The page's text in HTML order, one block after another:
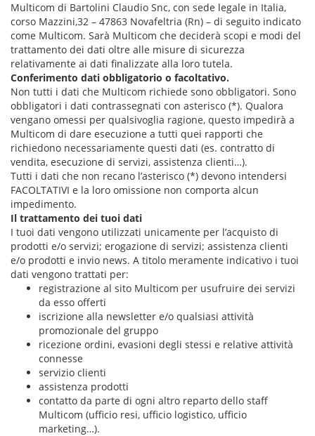
Multicom di Bartolini Claudio Snc, con sede legale in Italia,
corso Mazzini,32 – 47863 Novafeltria (Rn) – di seguito indicato
come Multicom. Sarà Multicom che deciderà scopi e modi del
trattamento dei dati oltre alle misure di sicurezza
relativamente ai dati finalizzate alla loro tutela.
Conferimento dati obbligatorio o facoltativo.
Non tutti i dati che Multicom richiede sono obbligatori. Sono
obbligatori i dati contrassegnati con asterisco (*). Qualora
vengano omessi per qualsivoglia ragione, questo impedirà a
Multicom di dare esecuzione a tutti quei rapporti che
richiedono necessariamente questi dati (es. contratto di
vendita, esecuzione di servizi, assistenza clienti…).
Tutti i dati che non recano l’asterisco (*) devono intendersi
FACOLTATIVI e la loro omissione non comporta alcun
impedimento.
Il trattamento dei tuoi dati
I tuoi dati vengono utilizzati unicamente per l’acquisto di
prodotti e/o servizi; erogazione di servizi; assistenza clienti
e/o prodotti e invio news. A titolo meramente indicativo i tuoi
dati vengono trattati per:
registrazione al sito Multicom per usufruire dei servizi
da esso offerti
iscrizione alla newsletter e/o qualsiasi attività
promozionale del gruppo
ricezione ordini, evasioni degli stessi e relative attività
connesse
servizio clienti
assistenza prodotti
contatto da parte di ogni altro reparto dello staff
Multicom (ufficio resi, ufficio logistico, ufficio
marketing…).